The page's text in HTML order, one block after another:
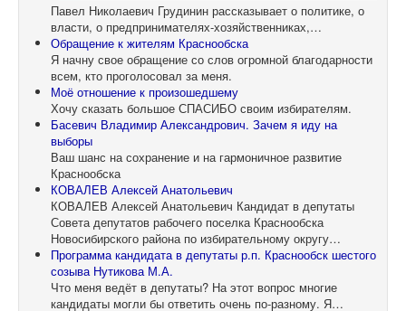
Павел Николаевич Грудинин рассказывает о политике, о
власти, о предпринимателях-хозяйственниках,…
Обращение к жителям Краснообска
Я начну свое обращение со слов огромной благодарности
всем, кто проголосовал за меня.
Моё отношение к произошедшему
Хочу сказать большое СПАСИБО своим избирателям.
Басевич Владимир Александрович. Зачем я иду на
выборы
Ваш шанс на сохранение и на гармоничное развитие
Краснообска
КОВАЛЕВ Алексей Анатольевич
КОВАЛЕВ Алексей Анатольевич Кандидат в депутаты
Совета депутатов рабочего поселка Краснообска
Новосибирского района по избирательному округу…
Программа кандидата в депутаты р.п. Краснообск шестого
созыва Нутикова М.А.
Что меня ведёт в депутаты? На этот вопрос многие
кандидаты могли бы ответить очень по-разному. Я…